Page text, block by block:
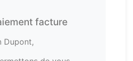
facture
Dupont,